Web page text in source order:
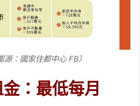
：國家住都中心 FB）
：最低每月